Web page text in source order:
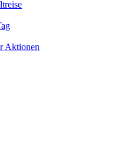
Aktionen